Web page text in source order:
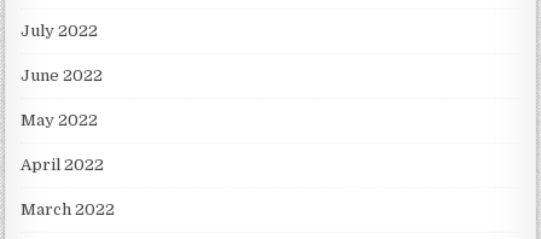
July 2022
June 2022
May 2022
April 2022
March 2022